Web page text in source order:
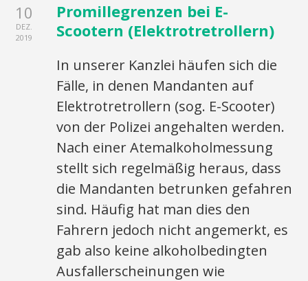
10
DEZ.
2019
Promillegrenzen bei E-
Scootern (Elektrotretrollern)
In unserer Kanzlei häufen sich die
Fälle, in denen Mandanten auf
Elektrotretrollern (sog. E-Scooter)
von der Polizei angehalten werden.
Nach einer Atemalkoholmessung
stellt sich regelmäßig heraus, dass
die Mandanten betrunken gefahren
sind. Häufig hat man dies den
Fahrern jedoch nicht angemerkt, es
gab also keine alkoholbedingten
Ausfallerscheinungen wie